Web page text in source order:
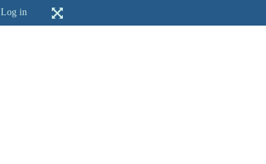
Log in